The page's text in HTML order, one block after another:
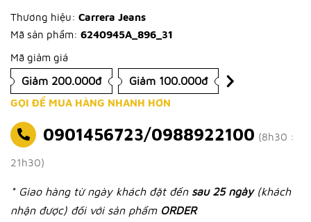
Thương hiệu: Carrera Jeans
Mã sản phẩm: 6240945A_896_31
Mã giảm giá
Giảm 200.000đ Giảm 100.000đ
GỌI ĐỂ MUA HÀNG NHANH HƠN
0901456723/0988922100 (8h30 :
21h30)
* Giao hàng từ ngày khách đặt đến sau 25 ngày (khách
nhận được) đối với sản phẩm ORDER